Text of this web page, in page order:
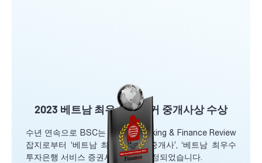
2023 베트남 최우수 브로커 중개사상 수상
수년 연속으로 BSC는 Global Banking & Finance Review
잡지로부터 ‘베트남 최우수 증권 중개사’, ‘베트남 최우수
투자은행 서비스 증권사 대상’로 선정되었습니다.